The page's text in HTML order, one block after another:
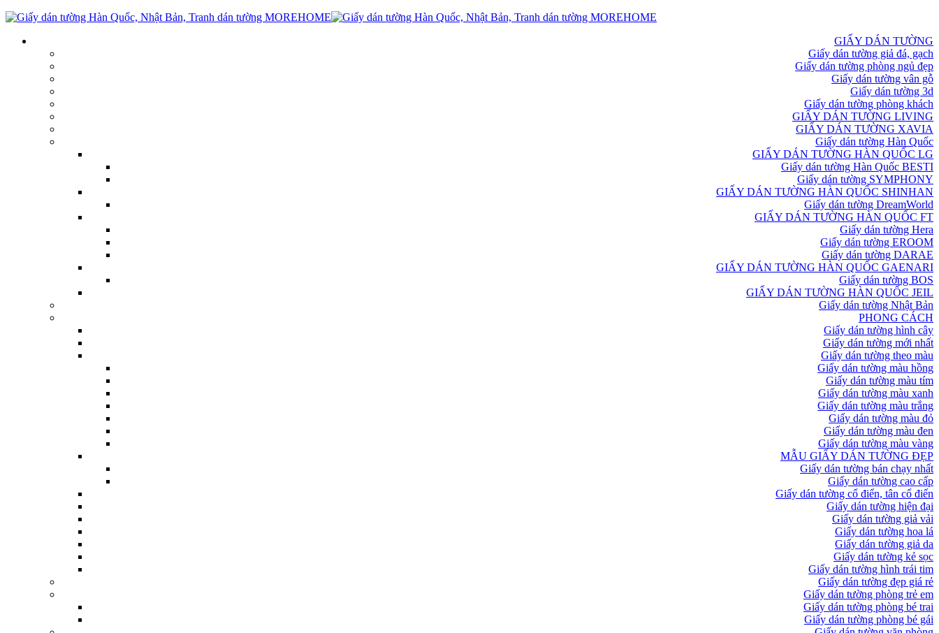
GIẤY DÁN TƯỜNG
Giấy dán tường giả đá, gạch
Giấy dán tường phòng ngủ đẹp
Giấy dán tường vân gỗ
Giấy dán tường 3d
Giấy dán tường phòng khách
GIẤY DÁN TƯỜNG LIVING
GIẤY DÁN TƯỜNG XAVIA
Giấy dán tường Hàn Quốc
GIẤY DÁN TƯỜNG HÀN QUỐC LG
Giấy dán tường Hàn Quốc BESTI
Giấy dán tường SYMPHONY
GIẤY DÁN TƯỜNG HÀN QUỐC SHINHAN
Giấy dán tường DreamWorld
GIẤY DÁN TƯỜNG HÀN QUỐC FT
Giấy dán tường Hera
Giấy dán tường EROOM
Giấy dán tường DARAE
GIẤY DÁN TƯỜNG HÀN QUỐC GAENARI
Giấy dán tường BOS
GIẤY DÁN TƯỜNG HÀN QUỐC JEIL
Giấy dán tường Nhật Bản
PHONG CÁCH
Giấy dán tường hình cây
Giấy dán tường mới nhất
Giấy dán tường theo màu
Giấy dán tường màu hồng
Giấy dán tường màu tím
Giấy dán tường màu xanh
Giấy dán tường màu trắng
Giấy dán tường màu đỏ
Giấy dán tường màu đen
Giấy dán tường màu vàng
MẪU GIẤY DÁN TƯỜNG ĐẸP
Giấy dán tường bán chạy nhất
Giấy dán tường cao cấp
Giấy dán tường cổ điển, tân cổ điển
Giấy dán tường hiện đại
Giấy dán tường giả vải
Giấy dán tường hoa lá
Giấy dán tường giả da
Giấy dán tường kẻ sọc
Giấy dán tường hình trái tim
Giấy dán tường đẹp giá rẻ
Giấy dán tường phòng trẻ em
Giấy dán tường phòng bé trai
Giấy dán tường phòng bé gái